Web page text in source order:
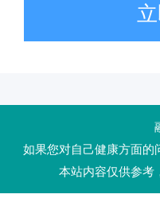
如果您对自己健康方面的
本站内容仅供参考